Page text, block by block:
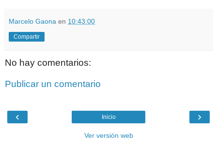
Marcelo Gaona en 10:43:00
Compartir
No hay comentarios:
Publicar un comentario
‹ ›
Inicio
Ver versión web